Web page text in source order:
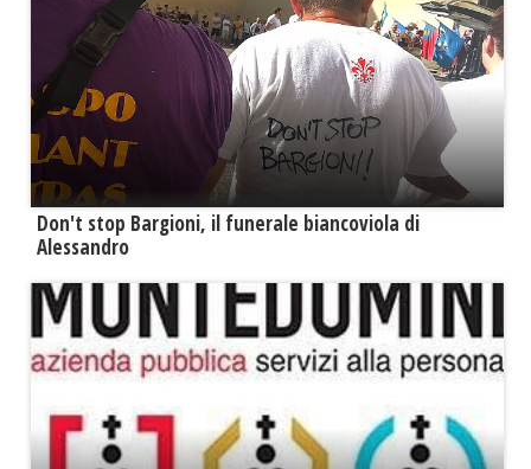
Don't stop Bargioni, il funerale biancoviola di
Alessandro